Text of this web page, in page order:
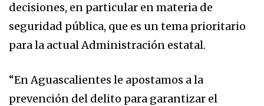
decisiones, en particular en materia de
seguridad pública, que es un tema prioritario
para la actual Administración estatal.
“En Aguascalientes le apostamos a la
prevención del delito para garantizar el